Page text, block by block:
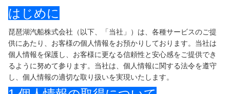
ミシガンクルーズWEB予約【現地払】
竹生島クルーズ（自由席）
はじめに
琵琶湖汽船株式会社（以下、「当社」）は、各種サービスのご提
供にあたり、お客様の個人情報をお預かりしております。当社は
個人情報を保護し、お客様に更なる信頼性と安心感をご提供でき
るように努めて参ります。当社は、個人情報に関する法令を遵守
し、個人情報の適切な取り扱いを実現いたします。